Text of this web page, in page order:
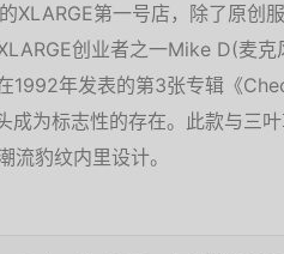
XLARGE第一号店，除了原创
创业者之一Mike D(麦
1992年发表的第3张专辑《
成为标志性的存在。此款与三
流豹纹内里设计。